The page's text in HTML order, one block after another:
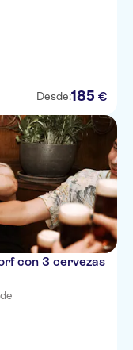
Desde:185 €
con 3 cervezas